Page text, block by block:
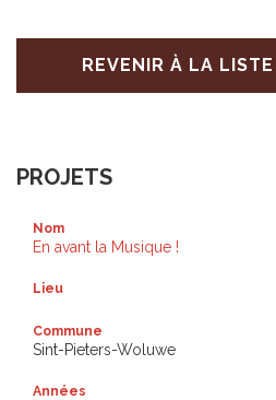
REVENIR À LA LISTE
PROJETS
Nom
En avant la Musique !
Lieu
Commune
Sint-Pieters-Woluwe
Années